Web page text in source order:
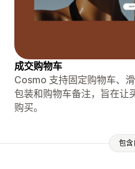
成交购物车
Cosmo 支持固定购物车、
包装和购物车备注，旨在让
购买。
包